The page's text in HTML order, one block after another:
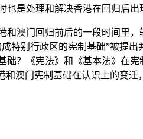
是处理和解决香港在回归后出
门回归前后的一段时间里
特别行政区的宪制基础”被提
？《宪法》和《基本法》在
澳门宪制基础在认识上的变